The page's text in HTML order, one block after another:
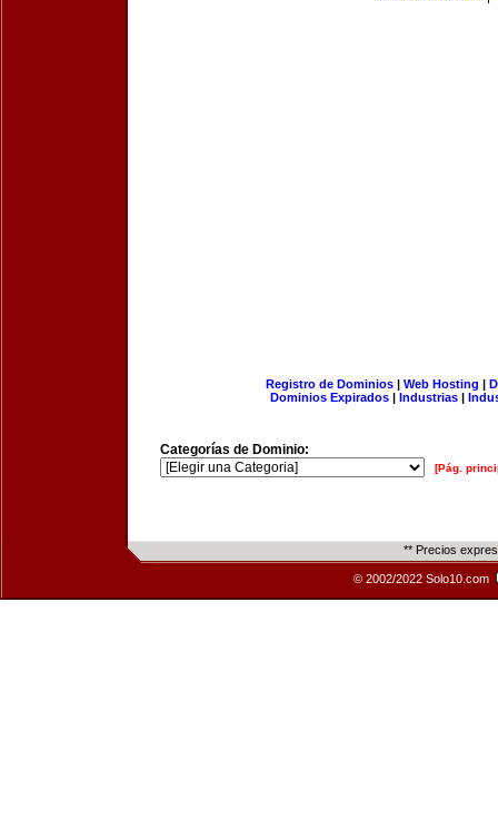
Registro de Dominios| Web Hosting |
Dominios Expirados | Industrias |
Categorías de Dominio:
[Pág.
** Precios
© 2002/2022 Solo10.com